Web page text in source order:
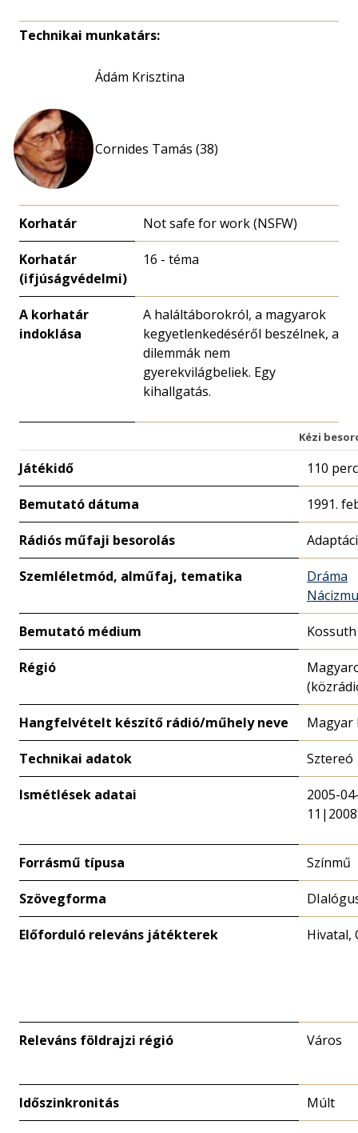
Technikai munkatárs:
Ádám Krisztina
Cornides Tamás (38)
Korhatár Not safe for work (NSFW)
Korhatár
(ifjúságvédelmi)
16 - téma
A korhatár
indoklása
A haláltáborokról, a magyarok
kegyetlenkedéséről beszélnek, a
dilemmák nem
gyerekvilágbeliek. Egy
kihallgatás.
Kézi
Játékidő 110 perc
Bemutató dátuma 1991.
Rádiós műfaji besorolás
Szemléletmód, alműfaj, tematika
Dráma
Bemutató médium Kossuth
Régió
Hangfelvételt készítő rádió/műhely neve Magyar
Technikai adatok Sztereó
Ismétlések adatai
2005-
Forrásmű típusa Színmű
Szövegforma
Előforduló releváns játékterek Hivatal,
Releváns földrajzi régió Város
Időszinkronitás Múlt